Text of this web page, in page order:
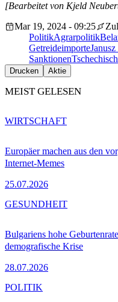
[Bearbeitet von Kjeld
Mar 19, 2024 - 09:25
PolitikAgrarpolitik
Getreideimporte
Sanktionen
Drucken Aktie
MEIST GELESEN
Europäer machen aus den
Internet-Memes
25.07.2026
WIRTSCHAFT
Bulgariens hohe
demografische Krise
28.07.2026
GESUNDHEIT
POLITIK